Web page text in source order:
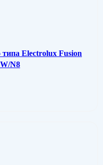
Electrolux Fusion
N8